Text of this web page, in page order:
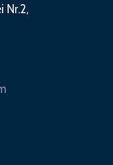
Nr.2,